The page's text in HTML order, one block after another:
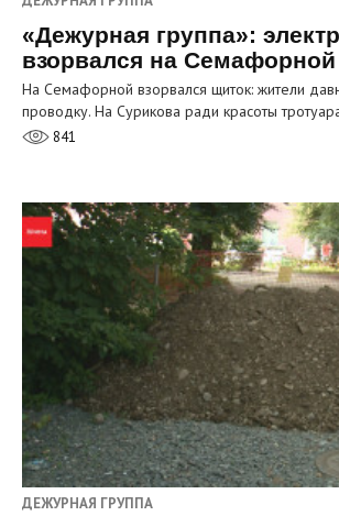
«Дежурная группа»:
взорвался на Семафорной
На Семафорной взорвался щиток: жители
проводку. На Сурикова ради красоты
841
ДЕЖУРНАЯ ГРУППА